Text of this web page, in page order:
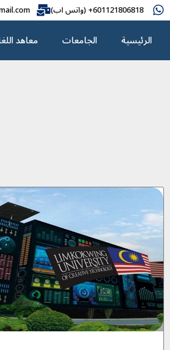
601121806818+ (واتس اب)
الرئيسية الجامعات معاهد